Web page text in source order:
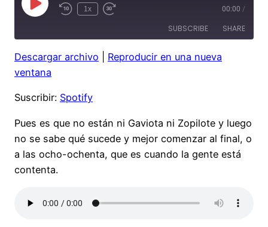
Play
Episode Rewind
1x
Fast
seconds
00:00 /
SUBSCRIBE SHARE
Spotify
SHARE
Descargar archivo
Reproducir en una nueva
ventana
Suscribir: Spotify
Pues es que no están ni Gaviota ni Zopilote y luego
no se sabe qué sucede y mejor comenzar al final, o
a las ocho-ochenta, que es cuando la gente está
contenta.